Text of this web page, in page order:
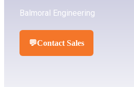
Balmoral Engineering
💬Contact Sales